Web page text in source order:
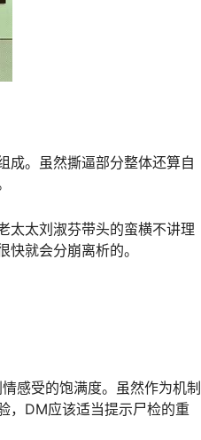
成。虽然撕逼部分整体还算自
太太刘淑芬带头的蛮横不讲理
就会分崩离析的。
感受的饱满度。虽然作为机制
，DM应该适当提示尸检的重